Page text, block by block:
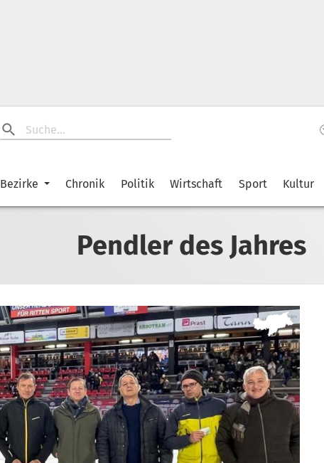
Bezirke Chronik Politik Wirtschaft Sport Kultur
Pendler des Jahres